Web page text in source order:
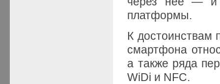
платформы.
К достоинствам
смартфона
а также ряда
WiDi и NFC.